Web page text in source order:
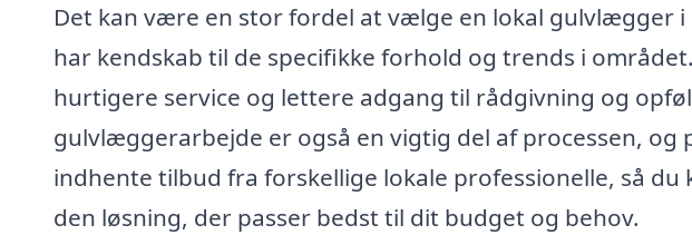
Det kan være en stor fordel at vælge en lokal gulvlægger i
har kendskab til de specifikke forhold og trends i
hurtigere service og lettere adgang til rådgivning og
gulvlæggerarbejde er også en vigtig del af processen, og
indhente tilbud fra forskellige lokale professionelle, så
den løsning, der passer bedst til dit budget og behov.